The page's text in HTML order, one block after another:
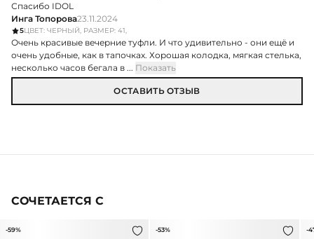
Спасибо IDOL
Инга Топорова23.11.2024
5ЦВЕТ: ЧЕРНЫЙ, РАЗМЕР: 41,
Очень красивые вечерние туфли. И что удивительно - они ещё и
очень удобные, как в тапочках. Хорошая колодка, мягкая стелька,
несколько часов бегала в ... Показать
ОСТАВИТЬ ОТЗЫВ
СОЧЕТАЕТСЯ С
-59% -53% -